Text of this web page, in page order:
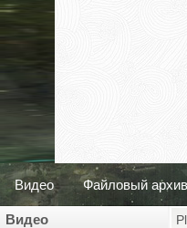
Видео Файловый архив
Видео